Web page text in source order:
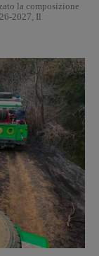
la composizione
2027, Il